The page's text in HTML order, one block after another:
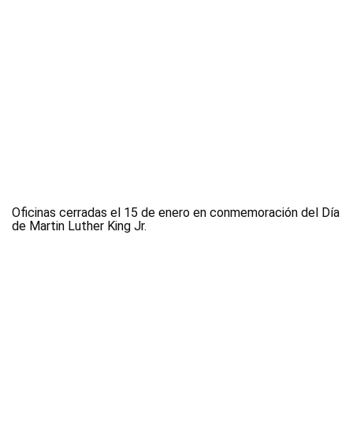
Oficinas cerradas el 15 de enero en conmemoración del Día
de Martin Luther King Jr.